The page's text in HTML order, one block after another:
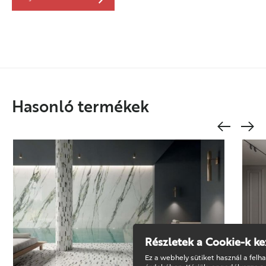
Hasonló termékek
Részletek a Cookie-k
Ez a webhely sütiket használ a